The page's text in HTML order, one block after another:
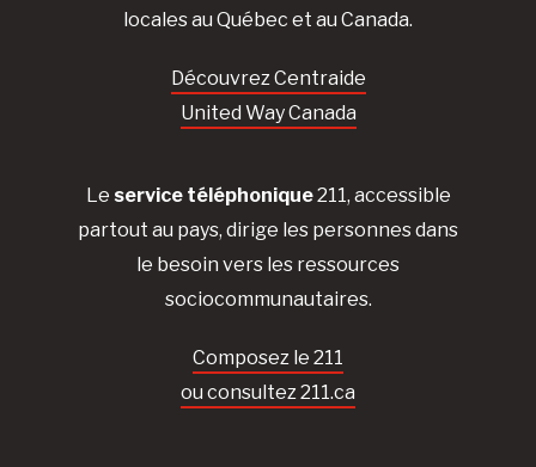
locales au Québec et au Canada.
Découvrez Centraide
United Way Canada
Le service téléphonique211, accessible
partout au pays, dirige les personnes dans
le besoin vers les ressources
sociocommunautaires.
Composez le 211
ou consultez 211.ca